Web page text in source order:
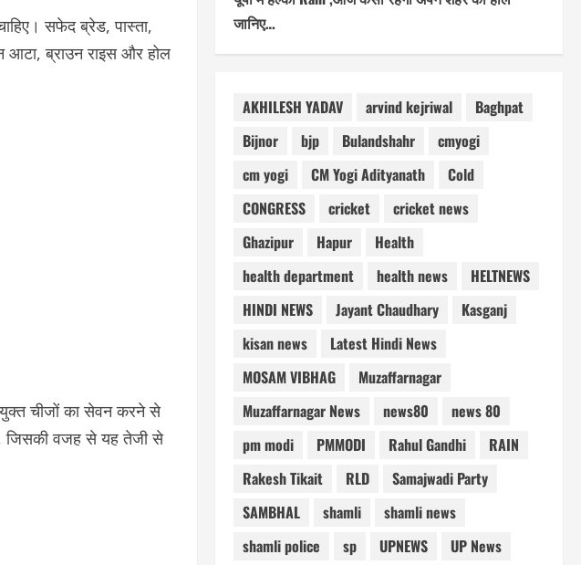
सफेद ब्रेड, पास्ता,
ब्राउन राइस और होल
चीजों का सेवन करने से
जिसकी वजह से यह तेजी से
जानिए…
AKHILESH YADAV arvind kejriwal
Baghpat
Bijnor
bjp Bulandshahr
cmyogi
cm yogi
CM Yogi Adityanath
Cold
CONGRESS
cricket
cricket news
Ghazipur
Hapur
Health
health department
health news
HELTNEWS
HINDI NEWS
Jayant Chaudhary
Kasganj
kisan news
Latest Hindi News
MOSAM VIBHAG
Muzaffarnagar
Muzaffarnagar News
news80
news 80
pm modi
PMMODI Rahul Gandhi
RAIN
Rakesh Tikait
RLD
Samajwadi Party
SAMBHAL
shamli
shamli news
shamli police
sp UPNEWS
UP News